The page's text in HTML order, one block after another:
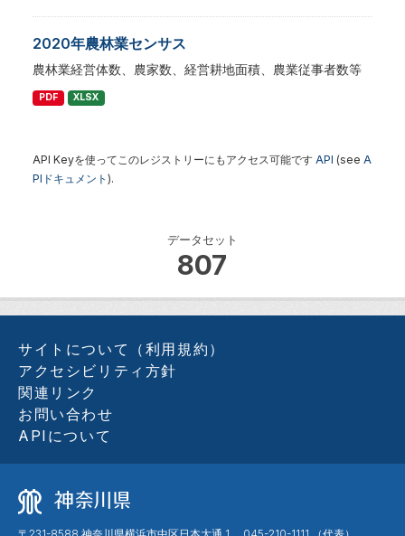
データセット
807
2020年農林業センサス
農林業経営体数、農家数、経営耕地面積、農業従事者数等
PDF XLSX
API Keyを使ってこのレジストリーにもアクセス可能です API (see A
PIドキュメント ).
サイトについて（利用規約）
アクセシビリティ方針
関連リンク
お問い合わせ
APIについて